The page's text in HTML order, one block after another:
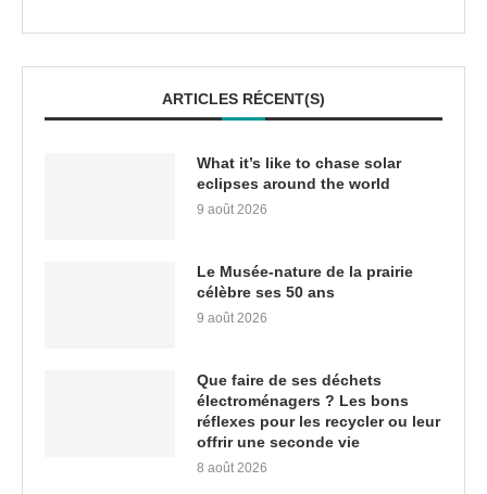
ARTICLES RÉCENT(S)
What it’s like to chase solar
eclipses around the world
9 août 2026
Le Musée-nature de la prairie
célèbre ses 50 ans
9 août 2026
Que faire de ses déchets
électroménagers ? Les bons
réflexes pour les recycler ou leur
offrir une seconde vie
8 août 2026